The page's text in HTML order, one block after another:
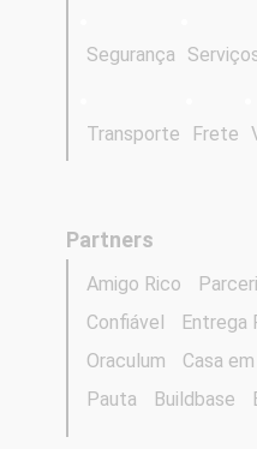
Segurança
Transporte Frete
Partners
Amigo Rico
Confiável
Entrega
Oraculum
Casa em
Pauta
Buildbase